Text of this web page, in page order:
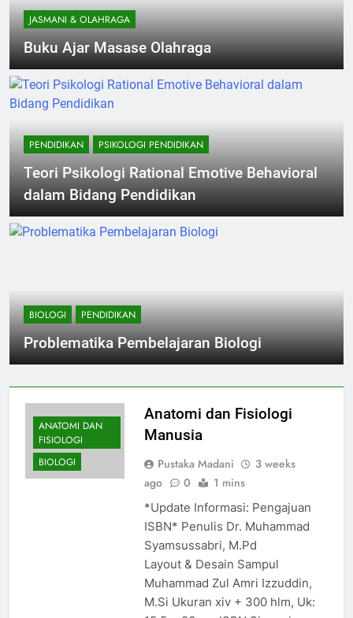
JASMANI & OLAHRAGA
Buku Ajar Masase Olahraga
PENDIDIKAN PSIKOLOGI PENDIDIKAN
Teori Psikologi Rational Emotive Behavioral
dalam Bidang Pendidikan
BIOLOGI PENDIDIKAN
Problematika Pembelajaran Biologi
ANATOMI DAN
FISIOLOGI
BIOLOGI
Anatomi dan Fisiologi
Manusia
Pustaka Madani
3 weeks
ago
0 1 mins
*Update Informasi: Pengajuan
ISBN* Penulis Dr. Muhammad
Syamsussabri, M.Pd
Layout & Desain Sampul
Muhammad Zul Amri Izzuddin,
M.Si Ukuran xiv + 300 hlm, Uk: